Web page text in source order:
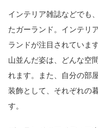
インテリア雑誌などでも
たガーランド。インテリ
ランドが注目されていま
山並んだ姿は、どんな空
れます。また、自分の部
装飾として、それぞれの
す。